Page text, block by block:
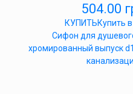
504.00
КУПИТЬКупить
Cифон для
хромированный выпуск